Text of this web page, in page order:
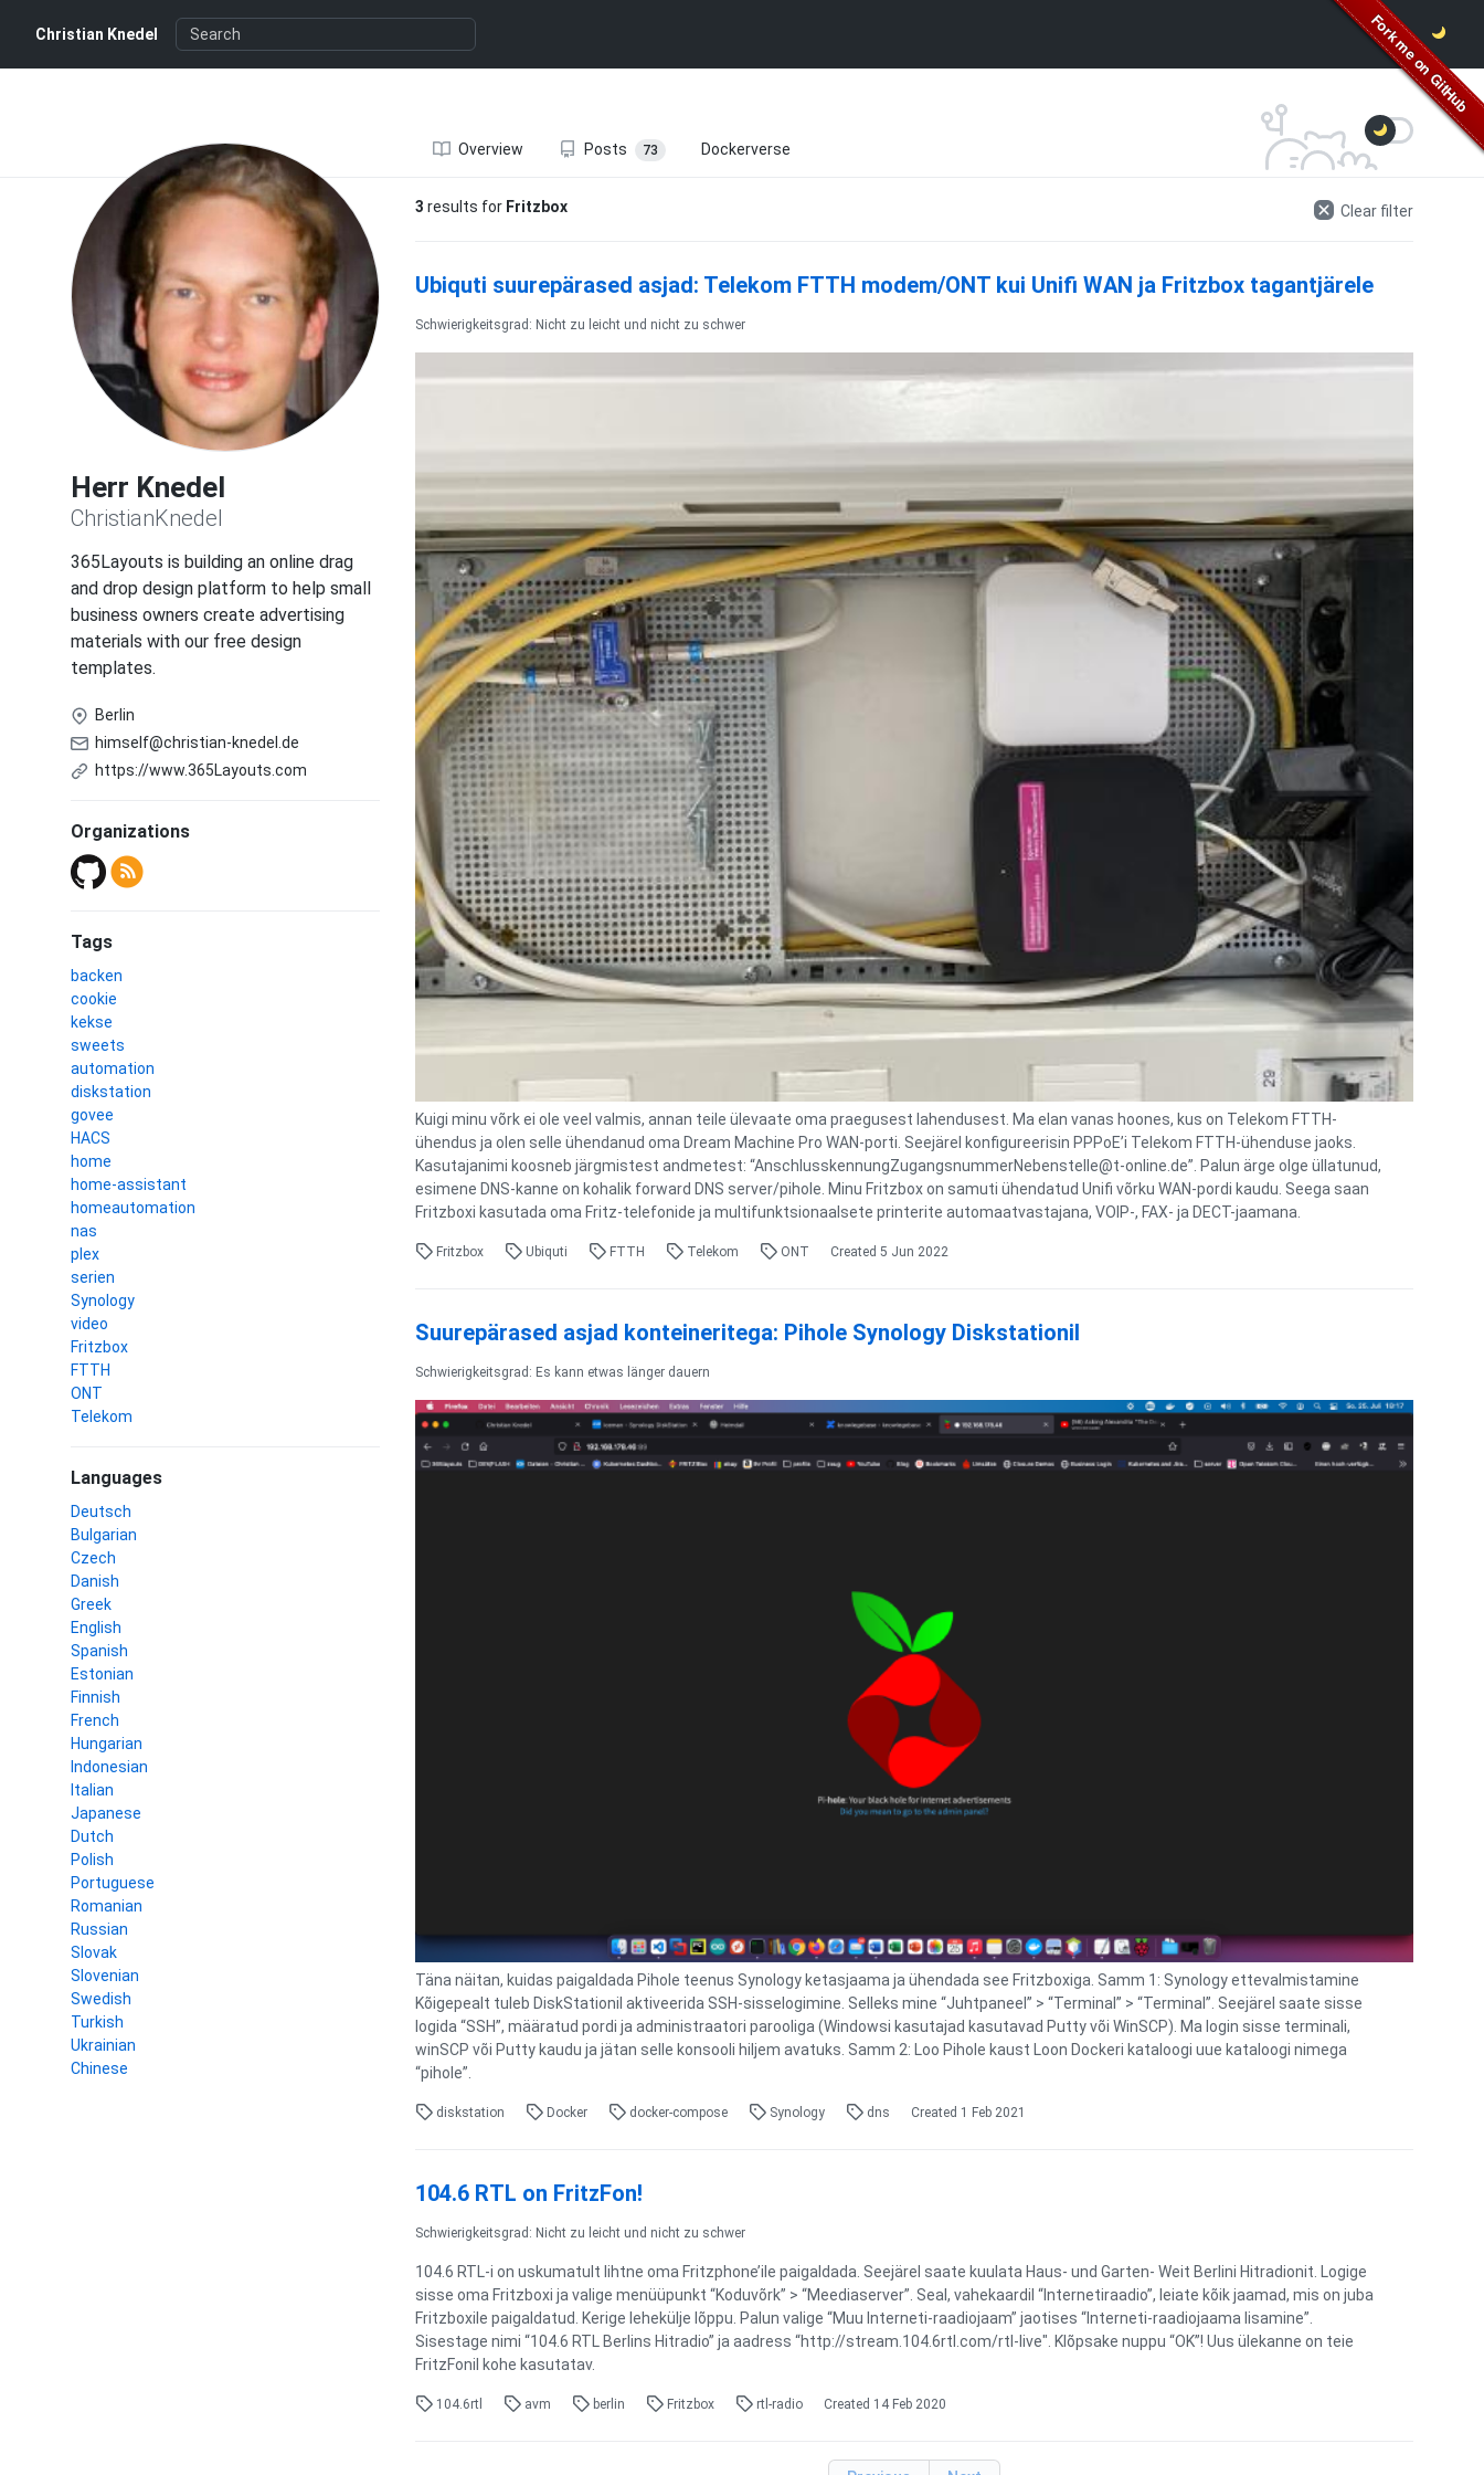
Christian Knedel
Overview Posts 73 Dockerverse
Herr Knedel
Herr Knedel
ChristianKnedel
365Layouts is building an online drag
and drop design platform to help small
business owners create advertising
materials with our free design
templates.
Berlin
himself@christian-knedel.de
https://www.365Layouts.com
Organizations
Tags
backen
cookie
kekse
sweets
automation
diskstation
govee
HACS
home
home-assistant
homeautomation
nas
plex
serien
Synology
video
Fritzbox
FTTH
ONT
Telekom
Languages
Deutsch
Bulgarian
Czech
Danish
Greek
English
Spanish
Estonian
Finnish
French
Hungarian
Indonesian
Italian
Japanese
Dutch
Polish
Portuguese
Romanian
Russian
Slovak
Slovenian
Swedish
Turkish
Ukrainian
Chinese
3 results for Fritzbox Clear filter
Ubiquti suurepärased asjad: Telekom FTTH modem/ONT kui Unifi WAN ja Fritzbox tagantjärele
Schwierigkeitsgrad: Nicht zu leicht und nicht zu schwer
Kuigi minu võrk ei ole veel valmis, annan teile ülevaate oma praegusest lahendusest. Ma elan vanas hoones, kus on Telekom FTTH-
ühendus ja olen selle ühendanud oma Dream Machine Pro WAN-porti. Seejärel konfigureerisin PPPoE’i Telekom FTTH-ühenduse jaoks.
Kasutajanimi koosneb järgmistest andmetest: “AnschlusskennungZugangsnummerNebenstelle@t-online.de”. Palun ärge olge üllatunud,
esimene DNS-kanne on kohalik forward DNS server/pihole. Minu Fritzbox on samuti ühendatud Unifi võrku WAN-pordi kaudu. Seega saan
Fritzboxi kasutada oma Fritz-telefonide ja multifunktsionaalsete printerite automaatvastajana, VOIP-, FAX- ja DECT-jaamana.
Fritzbox Ubiquti FTTH Telekom ONT Created 5 Jun 2022
Suurepärased asjad konteineritega: Pihole Synology Diskstationil
Schwierigkeitsgrad: Es kann etwas länger dauern
Täna näitan, kuidas paigaldada Pihole teenus Synology ketasjaama ja ühendada see Fritzboxiga. Samm 1: Synology ettevalmistamine
Kõigepealt tuleb DiskStationil aktiveerida SSH-sisselogimine. Selleks mine “Juhtpaneel” > “Terminal” > “Terminal”. Seejärel saate sisse
logida “SSH”, määratud pordi ja administraatori parooliga (Windowsi kasutajad kasutavad Putty või WinSCP). Ma login sisse terminali,
winSCP või Putty kaudu ja jätan selle konsooli hiljem avatuks. Samm 2: Loo Pihole kaust Loon Dockeri kataloogi uue kataloogi nimega
“pihole”.
diskstation Docker docker-compose Synology dns Created 1 Feb 2021
104.6 RTL on FritzFon!
Schwierigkeitsgrad: Nicht zu leicht und nicht zu schwer
104.6 RTL-i on uskumatult lihtne oma Fritzphone’ile paigaldada. Seejärel saate kuulata Haus- und Garten- Weit Berlini Hitradionit. Logige
sisse oma Fritzboxi ja valige menüüpunkt “Koduvõrk” > “Meediaserver”. Seal, vahekaardil “Internetiraadio”, leiate kõik jaamad, mis on juba
Fritzboxile paigaldatud. Kerige lehekülje lõppu. Palun valige “Muu Interneti-raadiojaam” jaotises “Interneti-raadiojaama lisamine”.
Sisestage nimi “104.6 RTL Berlins Hitradio” ja aadress “http://stream.104.6rtl.com/rtl-live". Klõpsake nuppu “OK”! Uus ülekanne on teie
FritzFonil kohe kasutatav.
104.6rtl avm berlin Fritzbox rtl-radio Created 14 Feb 2020